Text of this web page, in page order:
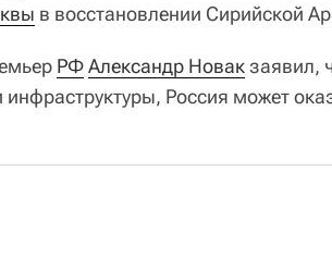
в восстановлении Сирийской
РФАлександр Новакзаявил,
инфраструктуры, Россия может